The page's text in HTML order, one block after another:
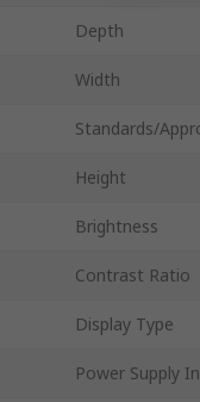
Depth
Width
Standards/
Height
Brightness
Contrast Ratio
Display Type
Power Supply